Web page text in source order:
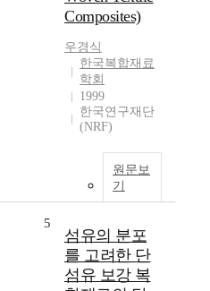
Composites)
우경식
한국복합재료
학회
1999
한국연구재단
(NRF)
원문보
기
5
섬유의 분포
를 고려한 단
섬유 보강 복